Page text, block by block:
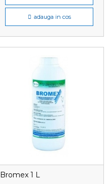
adauga in cos
Bromex 1 L